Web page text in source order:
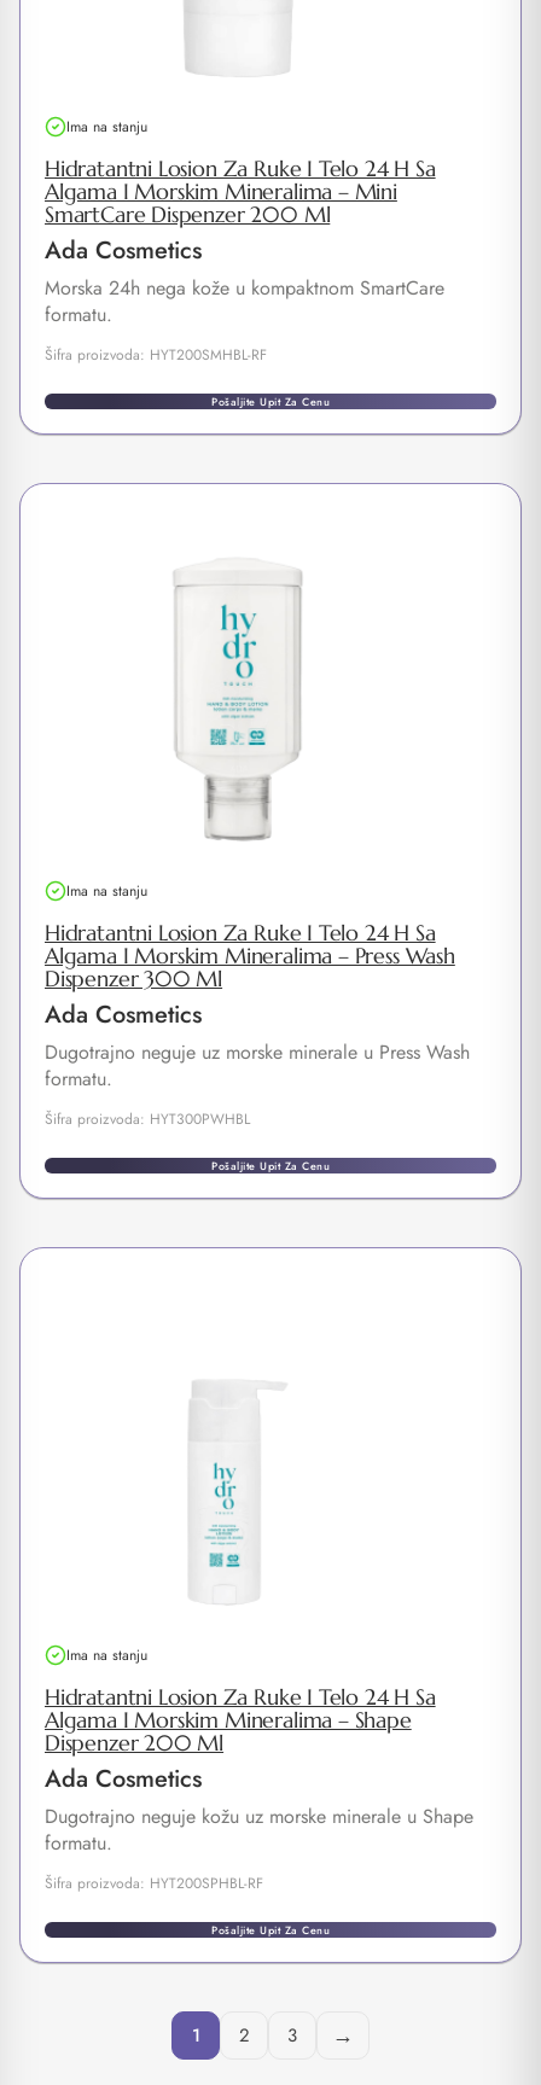
Ima na stanju
Hidratantni Losion Za Ruke I Telo 24 H Sa
Algama I Morskim Mineralima – Mini
SmartCare Dispenzer 200 Ml
Ada Cosmetics
Morska 24h nega kože u kompaktnom SmartCare
formatu.
Šifra proizvoda: HYT200SMHBL-RF
Pošaljite Upit Za Cenu
Ima na stanju
Hidratantni Losion Za Ruke I Telo 24 H Sa
Algama I Morskim Mineralima – Press Wash
Dispenzer 300 Ml
Ada Cosmetics
Dugotrajno neguje uz morske minerale u Press Wash
formatu.
Šifra proizvoda: HYT300PWHBL
Pošaljite Upit Za Cenu
Ima na stanju
Hidratantni Losion Za Ruke I Telo 24 H Sa
Algama I Morskim Mineralima – Shape
Dispenzer 200 Ml
Ada Cosmetics
Dugotrajno neguje kožu uz morske minerale u Shape
formatu.
Šifra proizvoda: HYT200SPHBL-RF
Pošaljite Upit Za Cenu
1 2 3 →